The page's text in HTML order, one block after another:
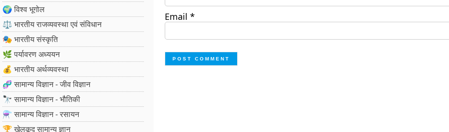
🌍 विश्व भूगोल
⚖️ भारतीय राजव्यवस्था एवं संविधान
🎭 भारतीय संस्कृति
🌿 पर्यावरण अध्ययन
💰 भारतीय अर्थव्यवस्था
🧬 सामान्य विज्ञान - जीव विज्ञान
🔭 सामान्य विज्ञान - भौतिकी
⚗️ सामान्य विज्ञान - रसायन
🏆 खेलकूद सामान्य ज्ञान
Email *